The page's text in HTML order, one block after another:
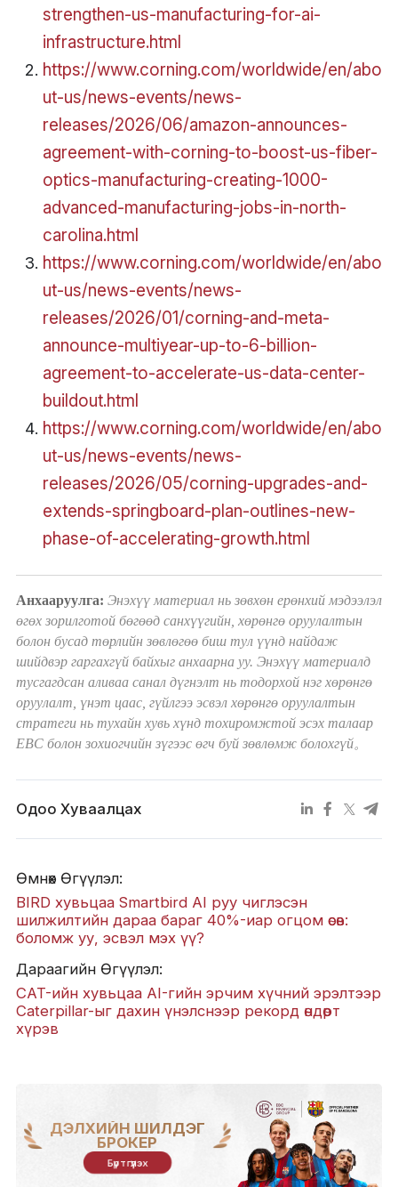
strengthen-us-manufacturing-for-ai-
infrastructure.html
https://www.corning.com/worldwide/en/abo
ut-us/news-events/news-
releases/2026/06/amazon-announces-
agreement-with-corning-to-boost-us-fiber-
optics-manufacturing-creating-1000-
advanced-manufacturing-jobs-in-north-
carolina.html
https://www.corning.com/worldwide/en/abo
ut-us/news-events/news-
releases/2026/01/corning-and-meta-
announce-multiyear-up-to-6-billion-
agreement-to-accelerate-us-data-center-
buildout.html
https://www.corning.com/worldwide/en/abo
ut-us/news-events/news-
releases/2026/05/corning-upgrades-and-
extends-springboard-plan-outlines-new-
phase-of-accelerating-growth.html
Анхааруулга: Энэхүү материал нь зөвхөн ерөнхий мэдээлэл
өгөх зорилготой бөгөөд санхүүгийн, хөрөнгө оруулалтын
болон бусад төрлийн зөвлөгөө биш тул үүнд найдаж
шийдвэр гаргахгүй байхыг анхаарна уу. Энэхүү материалд
тусгагдсан аливаа санал дүгнэлт нь тодорхой нэг хөрөнгө
оруулалт, үнэт цаас, гүйлгээ эсвэл хөрөнгө оруулалтын
стратеги нь тухайн хувь хүнд тохиромжтой эсэх талаар
EBC болон зохиогчийн зүгээс өгч буй зөвлөмж болохгүй。
Одоо Хуваалцах
Өмнөх Өгүүлэл:
BIRD хувьцаа Smartbird AI руу чиглэсэн
шилжилтийн дараа бараг 40%-иар огцом өсөв:
боломж уу, эсвэл мэх үү?
Дараагийн Өгүүлэл:
CAT-ийн хувьцаа AI-гийн эрчим хүчний эрэлтээр
Caterpillar-ыг дахин үнэлснээр рекорд өндөрт
хүрэв
ДЭЛХИЙН ШИЛДЭГ
БРОКЕР
Бүртгүүлэх